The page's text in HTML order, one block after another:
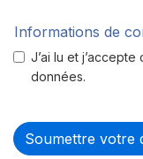
Informations de
J’ai lu et
données.